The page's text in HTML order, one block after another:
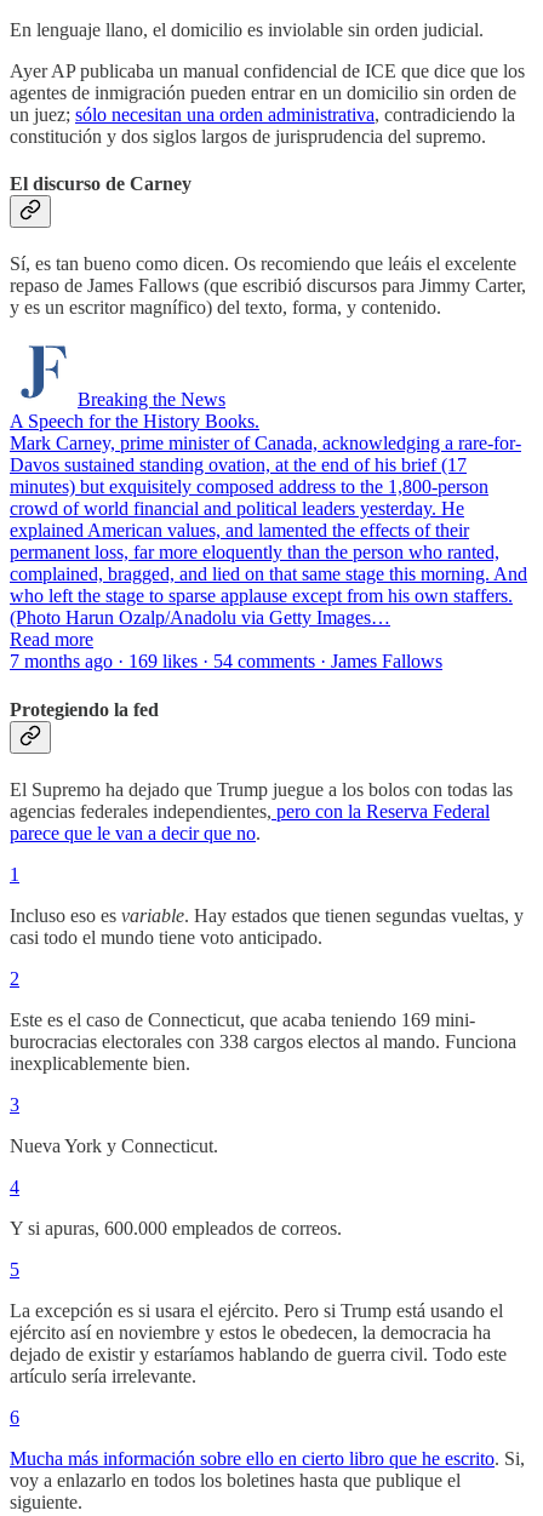
En lenguaje llano, el domicilio es inviolable sin orden judicial.
Ayer AP publicaba un manual confidencial de ICE que dice que los
agentes de inmigración pueden entrar en un domicilio sin orden de
un juez; sólo necesitan una orden administrativa, contradiciendo la
constitución y dos siglos largos de jurisprudencia del supremo.
El discurso de Carney
Sí, es tan bueno como dicen. Os recomiendo que leáis el excelente
repaso de James Fallows (que escribió discursos para Jimmy Carter,
y es un escritor magnífico) del texto, forma, y contenido.
Breaking the News
A Speech for the History Books.
Mark Carney, prime minister of Canada, acknowledging a rare-for-
Davos sustained standing ovation, at the end of his brief (17
minutes) but exquisitely composed address to the 1,800-person
crowd of world financial and political leaders yesterday. He
explained American values, and lamented the effects of their
permanent loss, far more eloquently than the person who ranted,
complained, bragged, and lied on that same stage this morning. And
who left the stage to sparse applause except from his own staffers.
(Photo Harun Ozalp/Anadolu via Getty Images…
Read more
7 months ago · 169 likes · 54 comments · James Fallows
Protegiendo la fed
El Supremo ha dejado que Trump juegue a los bolos con todas las
agencias federales independientes, pero con la Reserva Federal
parece que le van a decir que no.
1
Incluso eso es variable. Hay estados que tienen segundas vueltas, y
casi todo el mundo tiene voto anticipado.
2
Este es el caso de Connecticut, que acaba teniendo 169 mini-
burocracias electorales con 338 cargos electos al mando. Funciona
inexplicablemente bien.
3
Nueva York y Connecticut.
4
Y si apuras, 600.000 empleados de correos.
5
La excepción es si usara el ejército. Pero si Trump está usando el
ejército así en noviembre y estos le obedecen, la democracia ha
dejado de existir y estaríamos hablando de guerra civil. Todo este
artículo sería irrelevante.
6
Mucha más información sobre ello en cierto libro que he escrito. Si,
voy a enlazarlo en todos los boletines hasta que publique el
siguiente.